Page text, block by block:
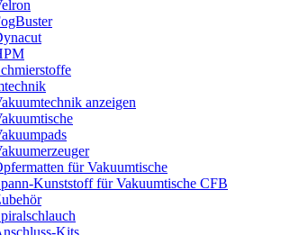
anzeigen
für Vakuumtische
Kunststoff für Vakuumtische CFB
Kits